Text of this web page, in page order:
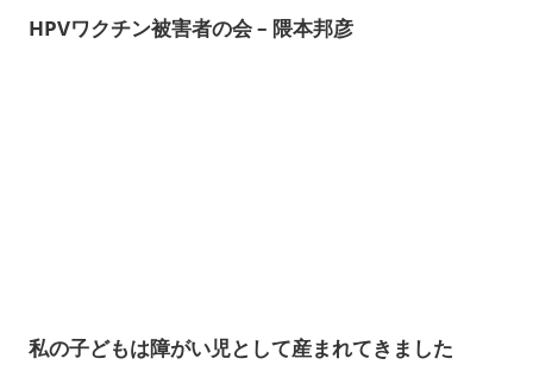
HPVワクチン被害者の会 – 隈本邦彦
私の子どもは障がい児として産まれてきました